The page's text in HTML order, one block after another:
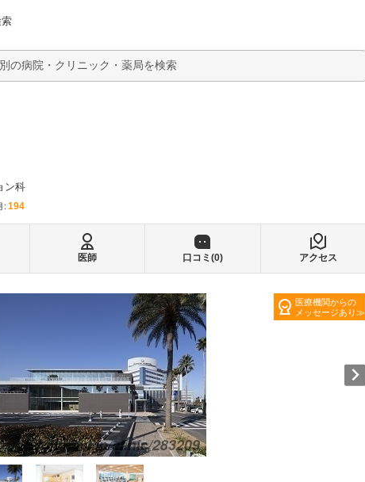
検索
ン科
: 194
医師 口コミ(0) アクセス
医療機関からの
メッセージあり